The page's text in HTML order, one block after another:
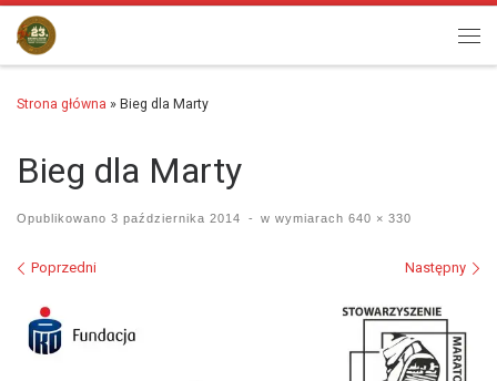
Przejdź do treści
Strona główna » Bieg dla Marty
Bieg dla Marty
Opublikowano 3 października 2014 - w wymiarach 640 × 330
Nawigacja po obrazach
Poprzedni Następny